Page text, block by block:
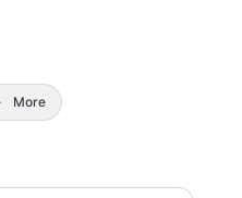
More